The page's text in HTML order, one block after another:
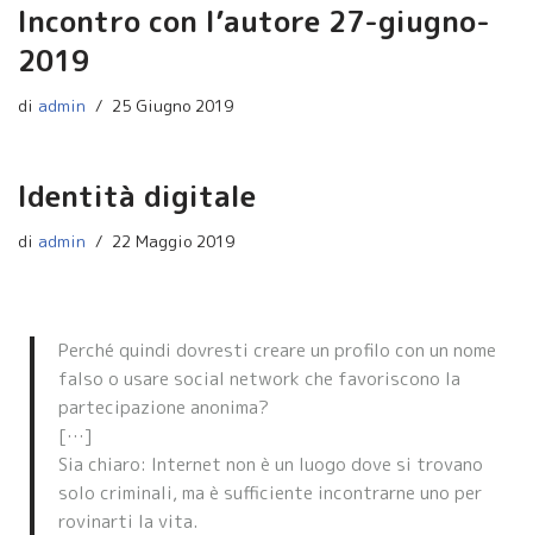
Incontro con l’autore 27-giugno-
2019
di admin 25 Giugno 2019
Identità digitale
di admin 22 Maggio 2019
Perché quindi dovresti creare un profilo con un nome
falso o usare social network che favoriscono la
partecipazione anonima?
[…]
Sia chiaro: Internet non è un luogo dove si trovano
solo criminali, ma è sufficiente incontrarne uno per
rovinarti la vita.